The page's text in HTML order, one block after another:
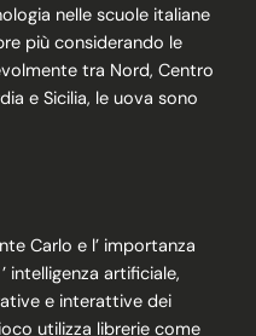
nelle scuole italiane
più considerando le
tra Nord, Centro
e Sicilia, le uova sono
Carlo e l’ importanza
intelligenza artificiale,
e interattive dei
utilizza librerie come